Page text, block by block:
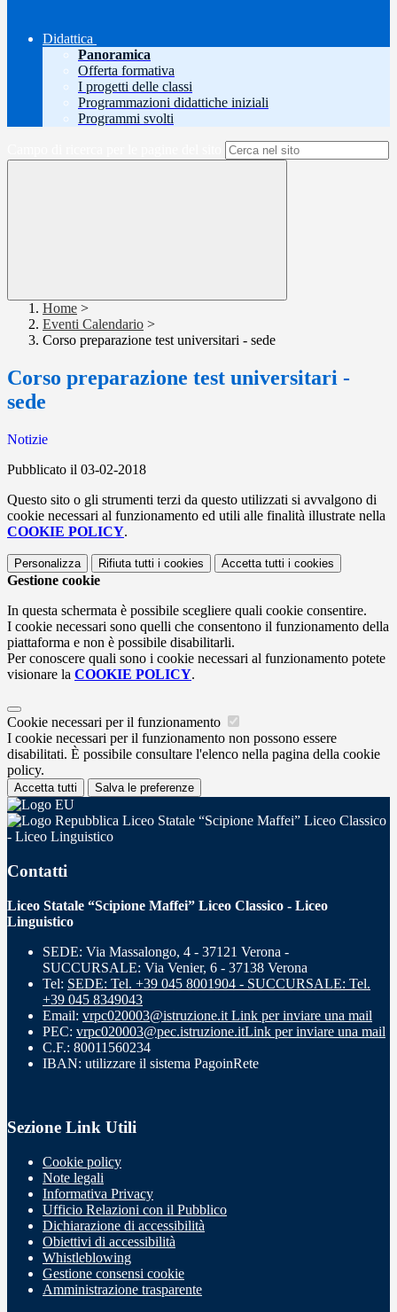
Didattica
Panoramica
Offerta formativa
I progetti delle classi
Programmazioni didattiche iniziali
Programmi svolti
Home >
Eventi Calendario >
Corso preparazione test universitari - sede
Corso preparazione test universitari -
sede
Notizie
Pubblicato il 03-02-2018
Questo sito o gli strumenti terzi da questo utilizzati si avvalgono di
cookie necessari al funzionamento ed utili alle finalità illustrate nella
COOKIE POLICY.
Personalizza Rifiuta tutti i cookies Accetta tutti i cookies
Gestione cookie
In questa schermata è possibile scegliere quali cookie consentire.
I cookie necessari sono quelli che consentono il funzionamento della
piattaforma e non è possibile disabilitarli.
Per conoscere quali sono i cookie necessari al funzionamento potete
visionare la COOKIE POLICY.
Cookie necessari per il funzionamento
I cookie necessari per il funzionamento non possono essere
disabilitati. È possibile consultare l'elenco nella pagina della cookie
policy.
Accetta tutti Salva le preferenze
Liceo Statale “Scipione Maffei” Liceo Classico
- Liceo Linguistico
Contatti
Liceo Statale “Scipione Maffei” Liceo Classico - Liceo
Linguistico
SEDE: Via Massalongo, 4 - 37121 Verona -
SUCCURSALE: Via Venier, 6 - 37138 Verona
Tel: SEDE: Tel. +39 045 8001904 - SUCCURSALE: Tel.
+39 045 8349043
Email: vrpc020003@istruzione.it Link per inviare una mail
PEC: vrpc020003@pec.istruzione.itLink per inviare una mail
C.F.: 80011560234
IBAN: utilizzare il sistema PagoinRete
Sezione Link Utili
Cookie policy
Note legali
Informativa Privacy
Ufficio Relazioni con il Pubblico
Dichiarazione di accessibilità
Obiettivi di accessibilità
Whistleblowing
Gestione consensi cookie
Amministrazione trasparente